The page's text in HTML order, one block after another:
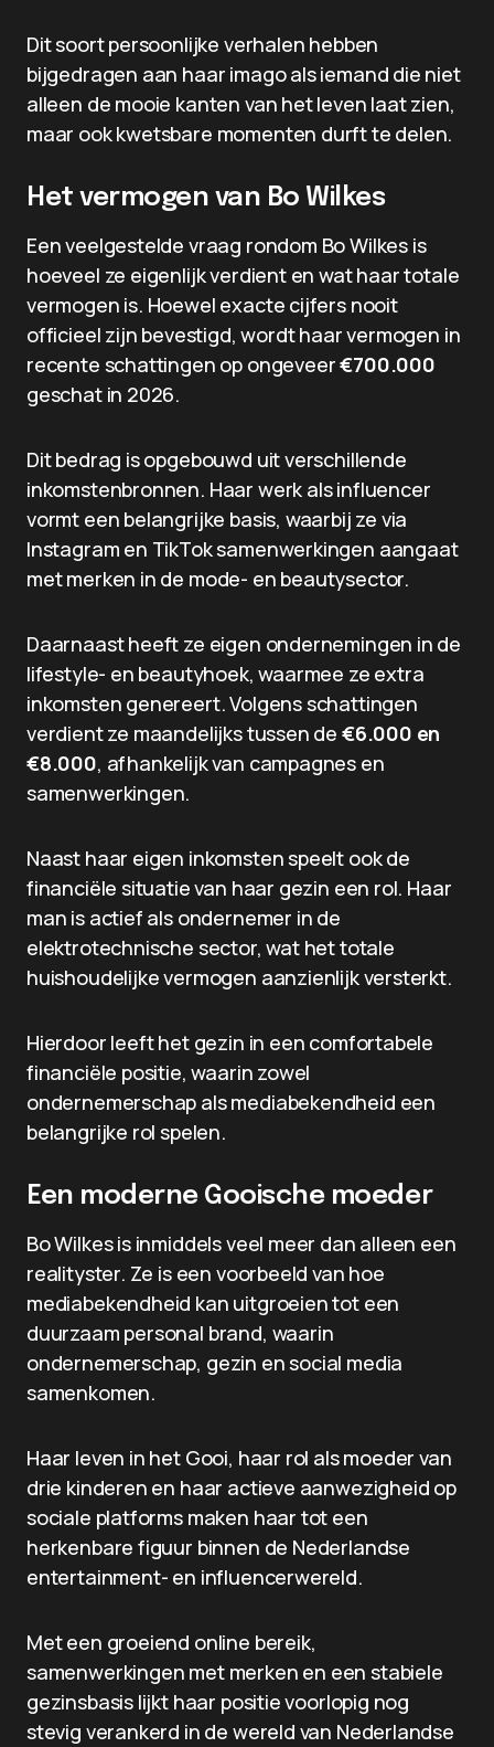
Dit soort persoonlijke verhalen hebben
bijgedragen aan haar imago als iemand die niet
alleen de mooie kanten van het leven laat zien,
maar ook kwetsbare momenten durft te delen.
Het vermogen van Bo Wilkes
Een veelgestelde vraag rondom Bo Wilkes is
hoeveel ze eigenlijk verdient en wat haar totale
vermogen is. Hoewel exacte cijfers nooit
officieel zijn bevestigd, wordt haar vermogen in
recente schattingen op ongeveer€700.000
geschat in 2026.
Dit bedrag is opgebouwd uit verschillende
inkomstenbronnen. Haar werk als influencer
vormt een belangrijke basis, waarbij ze via
Instagram en TikTok samenwerkingen aangaat
met merken in de mode- en beautysector.
Daarnaast heeft ze eigen ondernemingen in de
lifestyle- en beautyhoek, waarmee ze extra
inkomsten genereert. Volgens schattingen
verdient ze maandelijks tussen de €6.000 en
€8.000, afhankelijk van campagnes en
samenwerkingen.
Naast haar eigen inkomsten speelt ook de
financiële situatie van haar gezin een rol. Haar
man is actief als ondernemer in de
elektrotechnische sector, wat het totale
huishoudelijke vermogen aanzienlijk versterkt.
Hierdoor leeft het gezin in een comfortabele
financiële positie, waarin zowel
ondernemerschap als mediabekendheid een
belangrijke rol spelen.
Een moderne Gooische moeder
Bo Wilkes is inmiddels veel meer dan alleen een
realityster. Ze is een voorbeeld van hoe
mediabekendheid kan uitgroeien tot een
duurzaam personal brand, waarin
ondernemerschap, gezin en social media
samenkomen.
Haar leven in het Gooi, haar rol als moeder van
drie kinderen en haar actieve aanwezigheid op
sociale platforms maken haar tot een
herkenbare figuur binnen de Nederlandse
entertainment- en influencerwereld.
Met een groeiend online bereik,
samenwerkingen met merken en een stabiele
gezinsbasis lijkt haar positie voorlopig nog
stevig verankerd in de wereld van Nederlandse